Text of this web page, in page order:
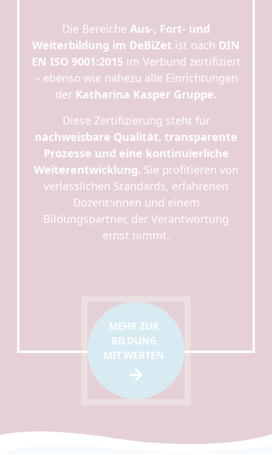
Die Bereiche Aus-, Fort- und
Weiterbildung im DeBiZet ist nach DIN
EN ISO 9001:2015 im Verbund zertifiziert
– ebenso wie nahezu alle Einrichtungen
der Katharina Kasper Gruppe.
Diese Zertifizierung steht für
nachweisbare Qualität, transparente
Prozesse und eine kontinuierliche
Weiterentwicklung. Sie profitieren von
verlässlichen Standards, erfahrenen
Dozent:innen und einem
Bildungspartner, der Verantwortung
ernst nimmt.
MEHR ZUR
BILDUNG
MIT WERTEN